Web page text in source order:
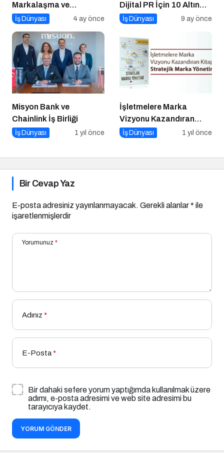
Markalaşma ve
Dijitalleşme Odaklı
Kurumsaldık
İş Dünyası 4 ay önce
Dijital PR İçin 10 Altın
İpucu
İş Dünyası 9 ay önce
Misyon Bank ve
Chainlink İş Birliği
İş Dünyası 1 yıl önce
İşletmelere Marka
Vizyonu Kazandıran
Kitap: Stratejik Marka
İş Dünyası 1 yıl önce
Bir Cevap Yaz
E-posta adresiniz yayınlanmayacak. Gerekli alanlar* ile
işaretlenmişlerdir
Yorumunuz *
Adınız *
E-Posta*
Bir dahaki sefere yorum yaptığımda kullanılmak üzere
adımı, e-posta adresimi ve web site adresimi bu
tarayıcıya kaydet.
YORUM GÖNDER